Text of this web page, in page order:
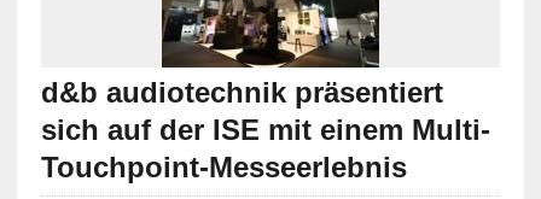
d&b audiotechnik präsentiert
sich auf der ISE mit einem Multi-
Touchpoint-Messeerlebnis